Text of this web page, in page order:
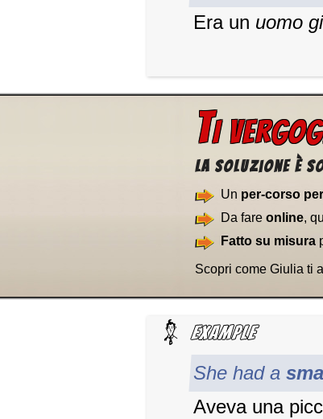
Era un uomo
TI
La soluzione è
Un per-corso
Da fare online,
Fatto su misura
Scopri come Giulia ti
She had a
Aveva una